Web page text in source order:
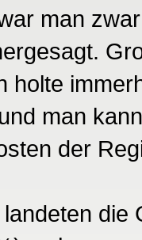
man
holte
man
der